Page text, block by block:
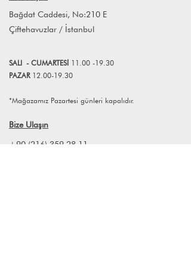
Bağdat Caddesi, No:210 E
Çiftehavuzlar / İstanbul
SALI - CUMARTESİ 11.00 -19.30
PAZAR 12.00-19.30
*Mağazamız Pazartesi günleri kapalıdır.
Bize Ulaşın
+90 (216) 359 28 11